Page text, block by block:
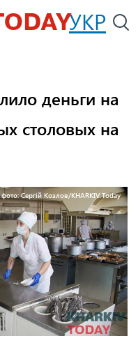
УКР
деньги на
столовых на
Сергій Козлов/KHARKIV Today